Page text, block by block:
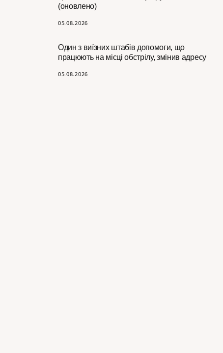
(оновлено)
05.08.2026
Один з виїзних штабів допомоги, що
працюють на місці обстрілу, змінив адресу
05.08.2026